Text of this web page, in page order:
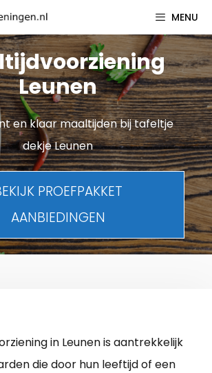
MENU
Leunen
en klaar maaltijden bij tafeltje
dekje Leunen
PROEFPAKKET
AANBIEDINGEN
in Leunen is aantrekkelijk
die door hun leeftijd of een